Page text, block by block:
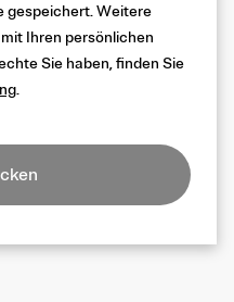
gespeichert. Weitere
Ihren persönlichen
Sie haben, finden Sie
.